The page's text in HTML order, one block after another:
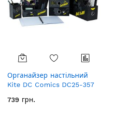
Органайзер настільний
Kite DC Comics DC25-357
739 грн.